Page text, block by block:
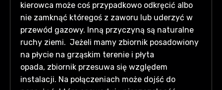
kierowca może coś przypadkowo odkręcić albo
nie zamknąć któregoś z zaworu lub uderzyć w
przewód gazowy. Inną przyczyną są naturalne
ruchy ziemi. Jeżeli mamy zbiornik posadowiony
na płycie na grząskim terenie i płyta
opada, zbiornik przesuwa się względem
instalacji. Na połączeniach może dojść do